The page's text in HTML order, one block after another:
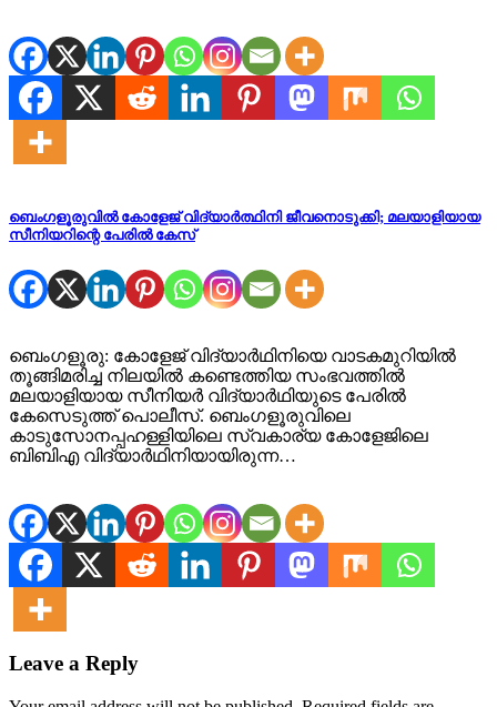
ബെംഗളൂരുവില്‍ കോളേജ് വിദ്യാര്‍ത്ഥിനി ജീവനൊടുക്കി; മലയാളിയായ
സീനിയറിന്റെ പേരില്‍ കേസ്
ബെംഗളൂരു: കോളേജ് വിദ്യാര്‍ഥിനിയെ വാടകമുറിയില്‍
തൂങ്ങിമരിച്ച നിലയില്‍ കണ്ടെത്തിയ സംഭവത്തില്‍
മലയാളിയായ സീനിയര്‍ വിദ്യാര്‍ഥിയുടെ പേരില്‍
കേസെടുത്ത് പൊലീസ്. ബെംഗളൂരുവിലെ
കാടുസോനപ്പഹള്ളിയിലെ സ്വകാര്യ കോളേജിലെ
ബിബിഎ വിദ്യാര്‍ഥിനിയായിരുന്ന…
Leave a Reply